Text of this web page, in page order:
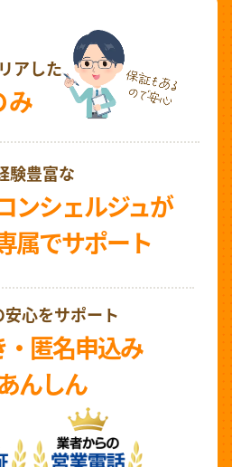
アした
み
験豊富な
ンシェルジュが
属でサポート
心をサポート
匿名申込み
んしん